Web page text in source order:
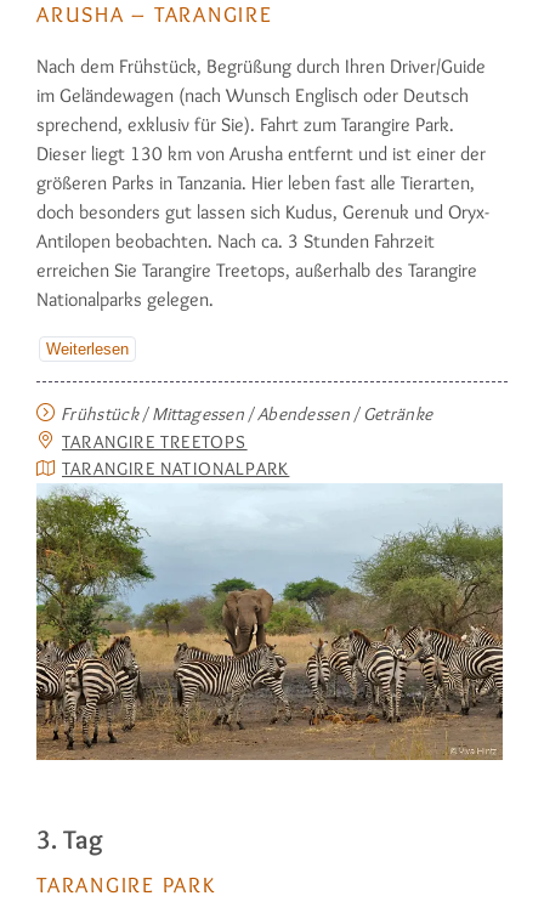
ARUSHA – TARANGIRE
Nach dem Frühstück, Begrüßung durch Ihren Dri­ver/Guide
im Geländewagen (nach Wunsch Englisch oder Deutsch
sprechend, exklusiv für Sie). Fahrt zum Tarangire Park.
Dieser liegt 130 km von Arusha ent­fernt und ist einer der
größeren Parks in Tanzania. Hier leben fast alle Tierarten,
doch besonders gut lassen sich Kudus, Gerenuk und Oryx-
Antilopen beobachten. Nach ca. 3 Stunden Fahrzeit
erreichen Sie Tarangire Treetops, außer­halb des Tarangire
Nationalparks gelegen.
Weiterlesen
Frühstück / Mittagessen / Abendessen / Getränke
TARANGIRE TREETOPS
TARANGIRE NATIONALPARK
3. Tag
TARANGIRE PARK